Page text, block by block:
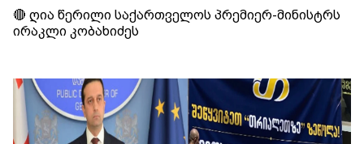
🔴 ღია წერილი საქართველოს პრემიერ-მინისტრს
ირაკლი კობახიძეს